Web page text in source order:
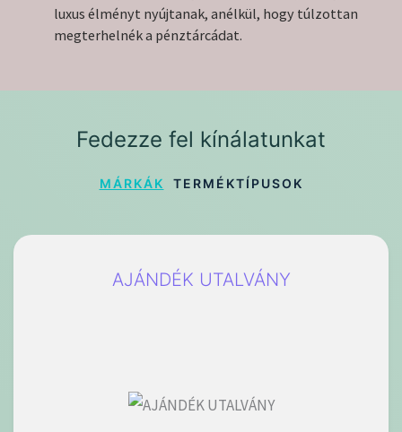
luxus élményt nyújtanak, anélkül, hogy túlzottan
megterhelnék a pénztárcádat.
Fedezze fel kínálatunkat
MÁRKÁK TERMÉKTÍPUSOK
AJÁNDÉK UTALVÁNY